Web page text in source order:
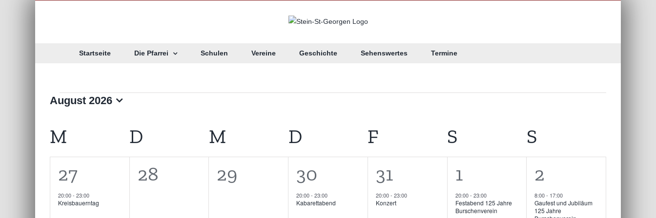
Startseite Die Pfarrei Schulen Vereine Geschichte Sehenswertes Termine
Veranstaltungen
August 2026
Kalender
von
Veranstaltungen
M MONTAG
D DIENSTAG
M MITTWOCH
D DONNERSTAG
F FREITAG
S SAMSTAG
S
1
Veranstaltung,
27
20:00- 23:00
Kreisbauerntag
0
28
0
Veranstaltungen,
29
1
Veranstaltung,
30
20:00-23:00
Kabarettabend
1
Veranstaltung,
31
20:00- 23:00
Konzert
1
Veranstaltung,
1
20:00- 23:00
Festabend 125 Jahre
Burschenverein
1
2
8:00- 17:00
Gaufest und Jubiläum
125 Jahre